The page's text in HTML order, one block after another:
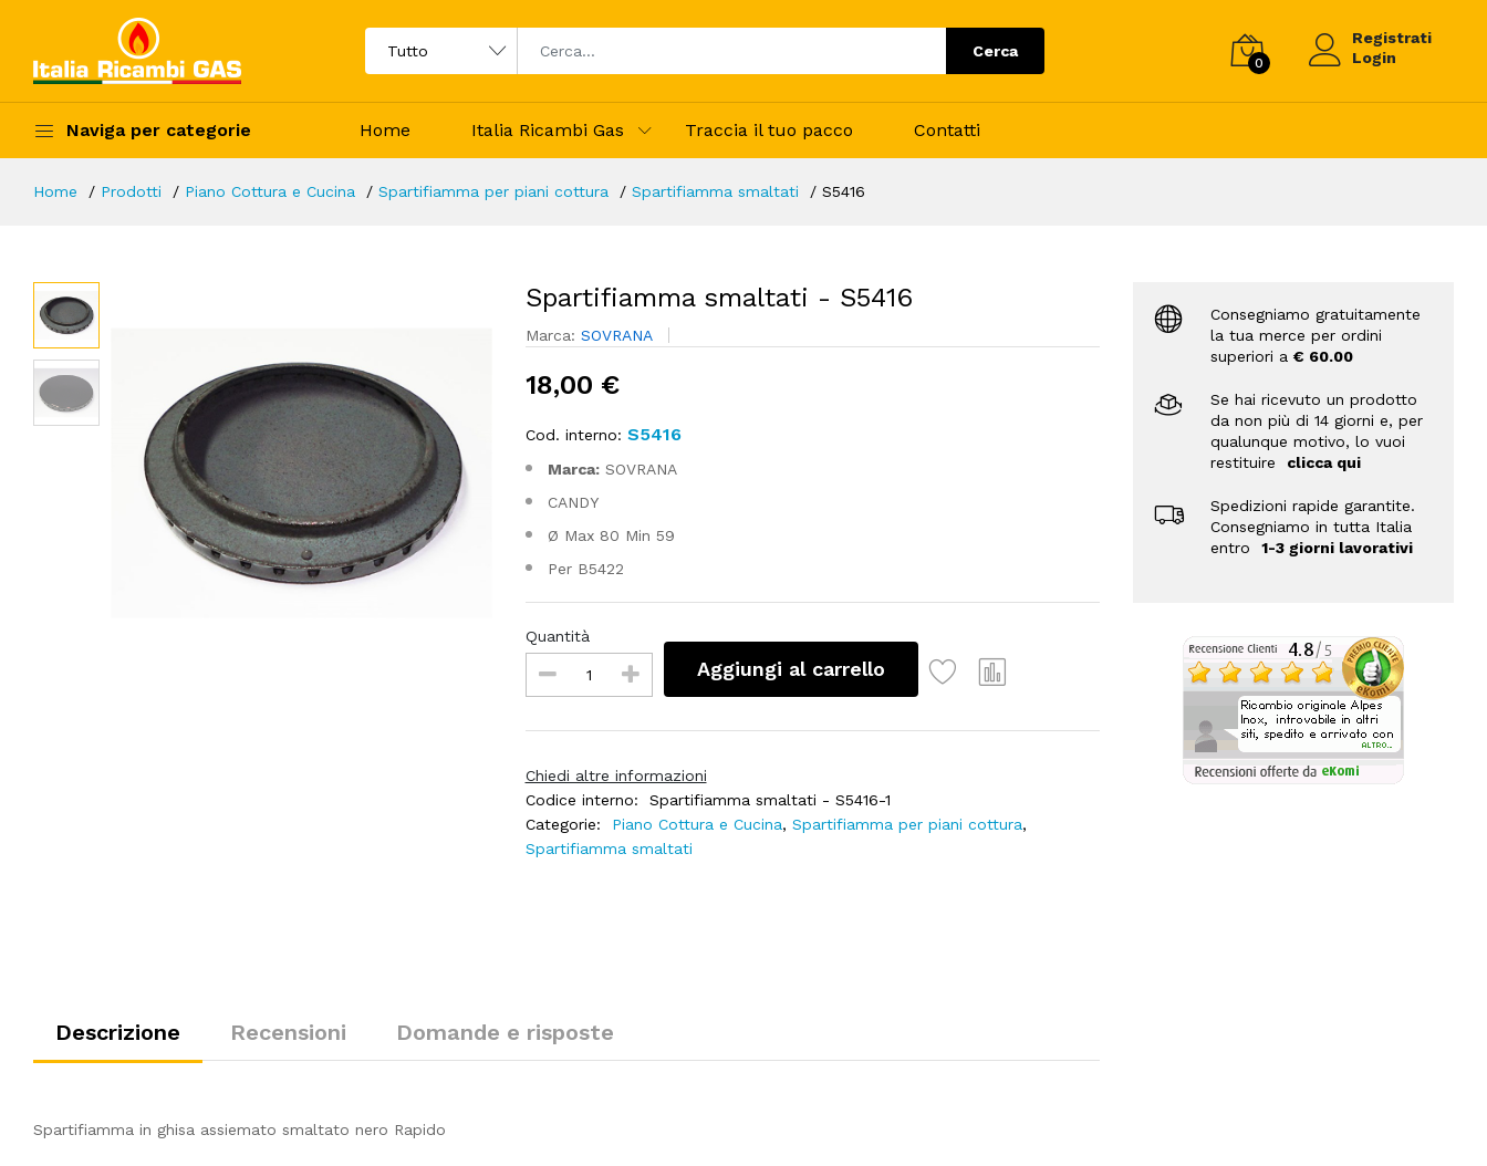
Cerca
0
Registrati
Login
Naviga per categorie Home Italia Ricambi Gas Traccia il tuo pacco Contatti
Home Prodotti Piano Cottura e Cucina Spartifiamma per piani cottura Spartifiamma smaltati S5416
Spartifiamma smaltati - S5416
Marca: SOVRANA
18,00 €
Cod. interno: S5416
Marca:SOVRANA
CANDY
Ø Max 80 Min 59
Per B5422
Quantità
Aggiungi al carrello
Chiedi altre informazioni
Codice interno:
Spartifiamma smaltati - S5416-1
Categorie:
Piano Cottura e Cucina, Spartifiamma per piani cottura,
Spartifiamma smaltati
Descrizione Recensioni Domande e risposte
Spartifiamma in ghisa assiemato smaltato nero Rapido
Consegniamo gratuitamente
la tua merce per ordini
superiori a € 60.00
Se hai ricevuto un prodotto
da non più di 14 giorni e, per
qualunque motivo, lo vuoi
restituire clicca qui
Spedizioni rapide garantite.
Consegniamo in tutta Italia
entro 1-3 giorni lavorativi